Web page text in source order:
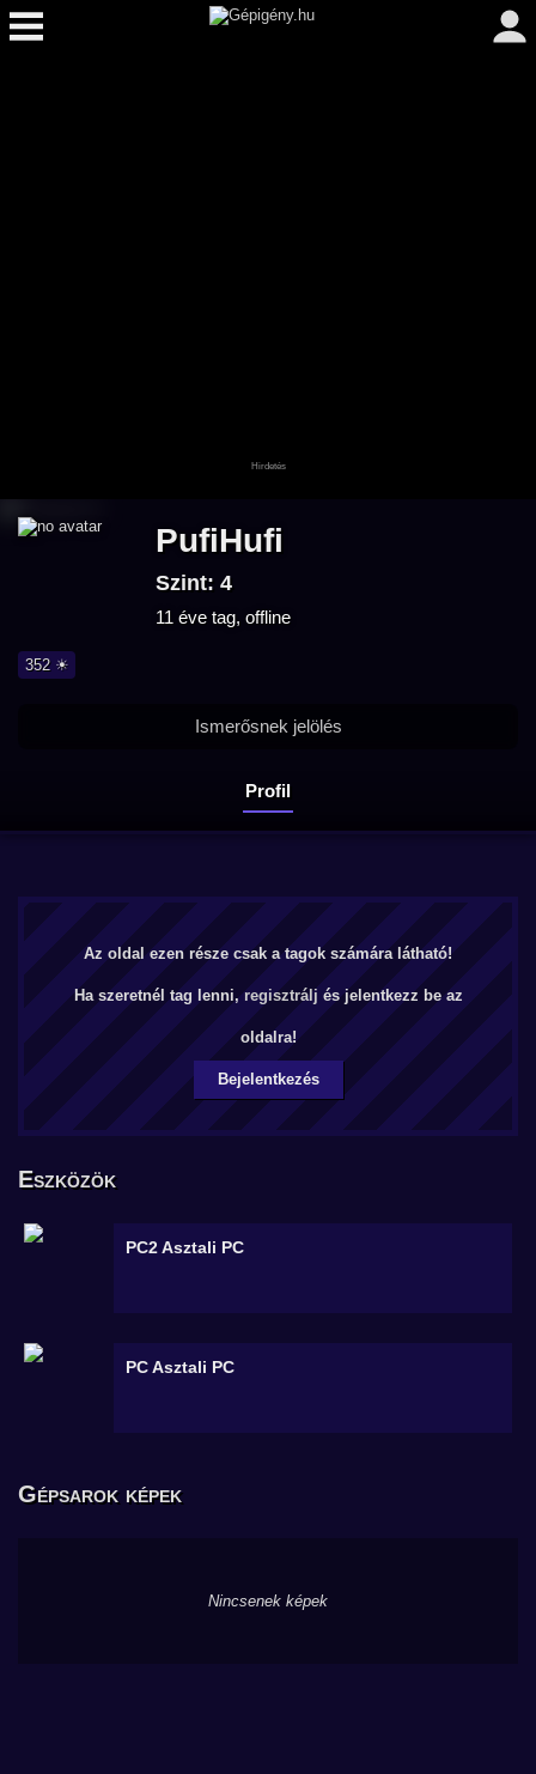
PufiHufi
Szint: 4
11 éve tag, offline
352 ☀
Profil
Ismerősnek jelölés
Az oldal ezen része csak a tagok számára látható!
Ha szeretnél tag lenni, regisztrálj és jelentkezz be az
oldalra!
Bejelentkezés
Eszközök
PC2Asztali PC
PCAsztali PC
Gépsarok képek
Nincsenek képek